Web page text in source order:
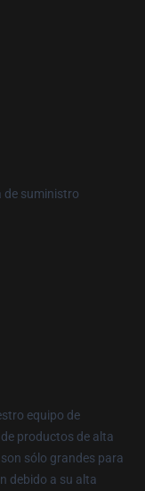
de suministro
equipo de
productos de alta
sólo grandes para
debido a su alta